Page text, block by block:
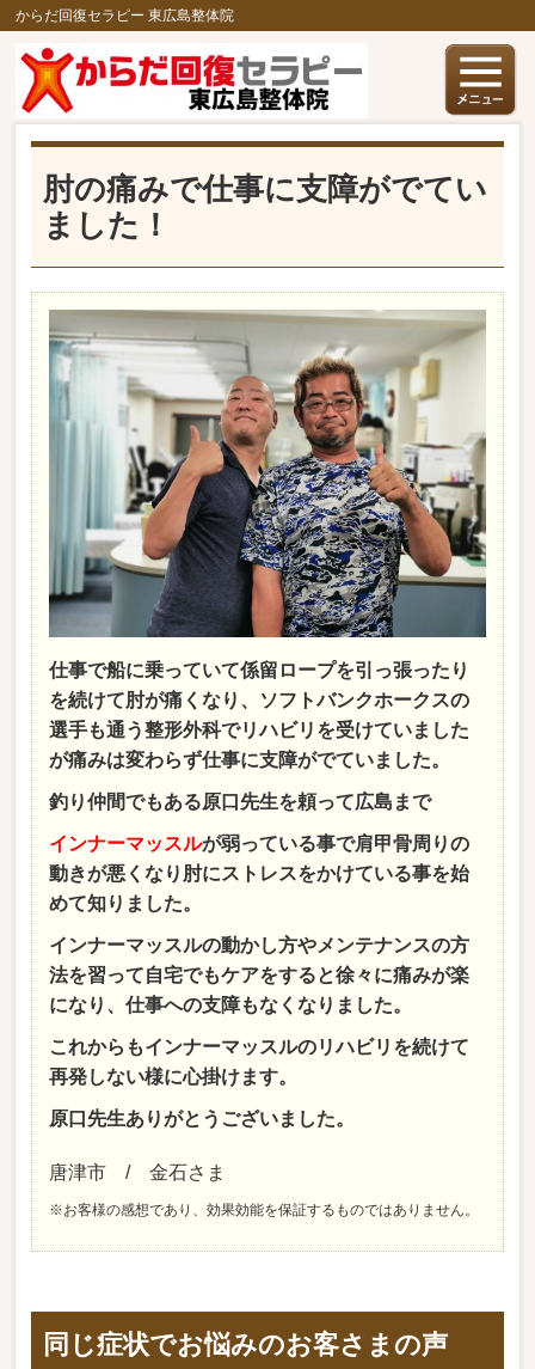
からだ回復セラピー 東広島整体院
肘の痛みで仕事に支障がでてい
ました！
仕事で船に乗っていて係留ロープを引っ張ったり
を続けて肘が痛くなり、ソフトバンクホークスの
選手も通う整形外科でリハビリを受けていました
が痛みは変わらず仕事に支障がでていました。
釣り仲間でもある原口先生を頼って広島まで
インナーマッスルが弱っている事で肩甲骨周りの
動きが悪くなり肘にストレスをかけている事を始
めて知りました。
インナーマッスルの動かし方やメンテナンスの方
法を習って自宅でもケアをすると徐々に痛みが楽
になり、仕事への支障もなくなりました。
これからもインナーマッスルのリハビリを続けて
再発しない様に心掛けます。
原口先生ありがとうございました。
唐津市 / 金石さま
※お客様の感想であり、効果効能を保証するものではありません。
同じ症状でお悩みのお客さまの声